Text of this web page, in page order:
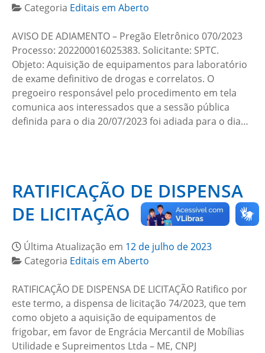
Categoria Editais em Aberto
AVISO DE ADIAMENTO – Pregão Eletrônico 070/2023
Processo: 202200016025383. Solicitante: SPTC.
Objeto: Aquisição de equipamentos para laboratório
de exame definitivo de drogas e correlatos. O
pregoeiro responsável pelo procedimento em tela
comunica aos interessados que a sessão pública
definida para o dia 20/07/2023 foi adiada para o dia…
RATIFICAÇÃO DE DISPENSA
DE LICITAÇÃO
Última Atualização em 12 de julho de 2023
Categoria Editais em Aberto
RATIFICAÇÃO DE DISPENSA DE LICITAÇÃO Ratifico por
este termo, a dispensa de licitação 74/2023, que tem
como objeto a aquisição de equipamentos de
frigobar, em favor de Engrácia Mercantil de Mobílias
Utilidade e Supreimentos Ltda – ME, CNPJ